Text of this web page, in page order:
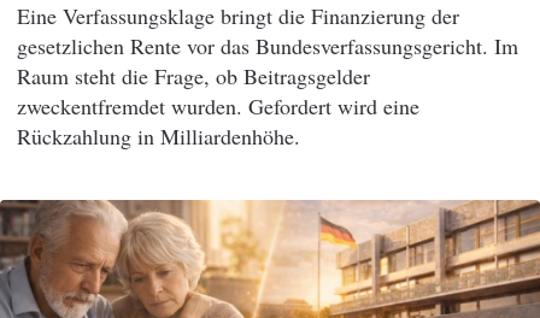
Eine Verfassungsklage bringt die Finanzierung der
gesetzlichen Rente vor das Bundesverfassungsgericht. Im
Raum steht die Frage, ob Beitragsgelder
zweckentfremdet wurden. Gefordert wird eine
Rückzahlung in Milliardenhöhe.